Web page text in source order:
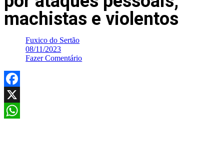
machistas e violentos
Fuxico do Sertão
08/11/2023
Fazer Comentário
Facebook
X